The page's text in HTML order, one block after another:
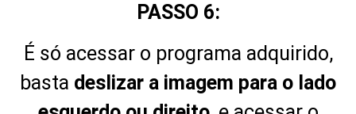
PASSO 6:
É só acessar o programa adquirido,
basta deslizar a imagem para o lado